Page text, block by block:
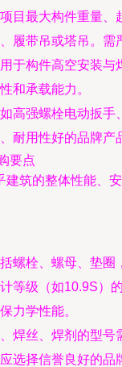
项目最大构件重量
履带吊或塔吊。需
用于构件高空安装
和承载能力。
如高强螺栓电动扳
耐用性好的品牌产
要点
建筑的整体性能、
括螺栓、螺母、垫
等级（如10.9S）
力学性能。
焊丝、焊剂的型号
选择信誉良好的品